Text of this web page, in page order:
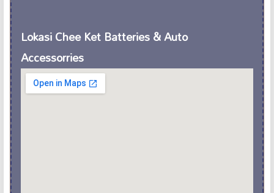
Lokasi Chee Ket Batteries & Auto
Accessorries